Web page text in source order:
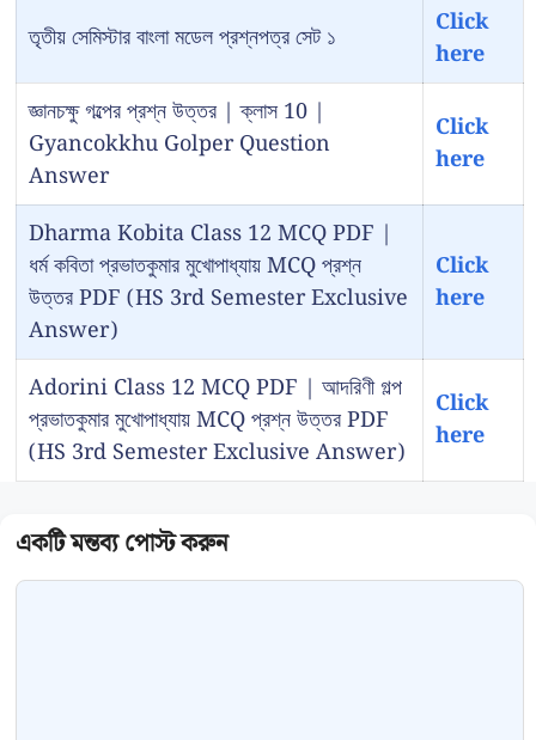
তৃতীয় সেমিস্টার বাংলা মডেল প্রশ্নপত্র সেট ১
Click
here
জ্ঞানচক্ষু গল্পের প্রশ্ন উত্তর | ক্লাস 10 |
Gyancokkhu Golper Question
Answer
Click
here
Dharma Kobita Class 12 MCQ PDF |
ধর্ম কবিতা প্রভাতকুমার মুখোপাধ্যায় MCQ প্রশ্ন
উত্তর PDF (HS 3rd Semester Exclusive
Answer)
Click
here
Adorini Class 12 MCQ PDF | আদরিণী গল্প
প্রভাতকুমার মুখোপাধ্যায় MCQ প্রশ্ন উত্তর PDF
(HS 3rd Semester Exclusive Answer)
Click
here
Comment